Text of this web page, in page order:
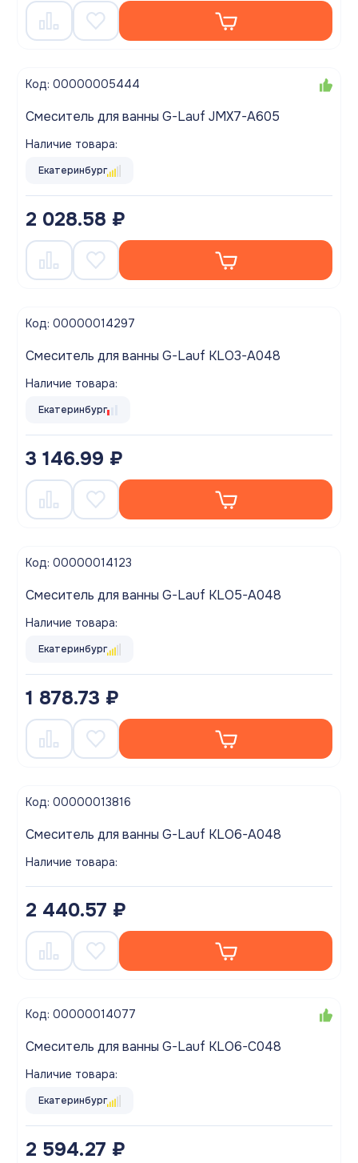
Код: 00000005444
Смеситель для ванны G-Lauf JMX7-A605
Наличие товара:
Екатеринбург
2 028.58 ₽
Код: 00000014297
Смеситель для ванны G-Lauf KLO3-A048
Наличие товара:
Екатеринбург
3 146.99 ₽
Код: 00000014123
Смеситель для ванны G-Lauf KLO5-A048
Наличие товара:
Екатеринбург
1 878.73 ₽
Код: 00000013816
Смеситель для ванны G-Lauf KLO6-A048
Наличие товара:
2 440.57 ₽
Код: 00000014077
Смеситель для ванны G-Lauf KLO6-C048
Наличие товара:
Екатеринбург
2 594.27 ₽